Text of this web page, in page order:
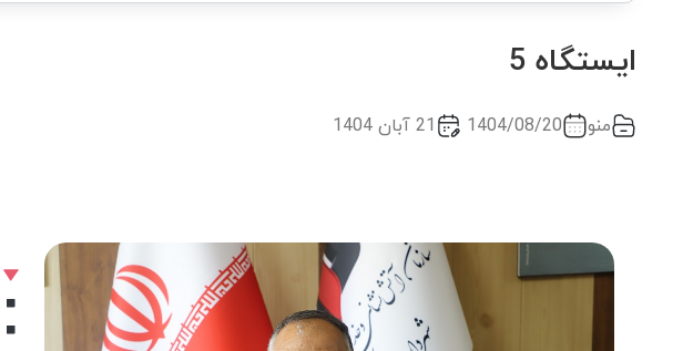
ایستگاه 5
منو 1404/08/20 21 آبان 1404